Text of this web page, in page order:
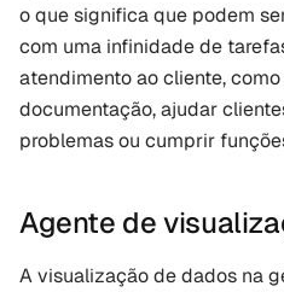
o que significa que podem
com uma infinidade de
atendimento ao cliente,
documentação, ajudar
problemas ou cumprir
Agente de
A visualização de dados na